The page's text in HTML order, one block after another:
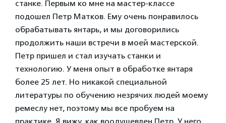
станке. Первым ко мне на мастер-классе
подошел Петр Матков. Ему очень понравилось
обрабатывать янтарь, и мы договорились
продолжить наши встречи в моей мастерской.
Петр пришел и стал изучать станки и
технологию. У меня опыт в обработке янтаря
более 25 лет. Но никакой специальной
литературы по обучению незрячих людей моему
ремеслу нет, поэтому мы все пробуем на